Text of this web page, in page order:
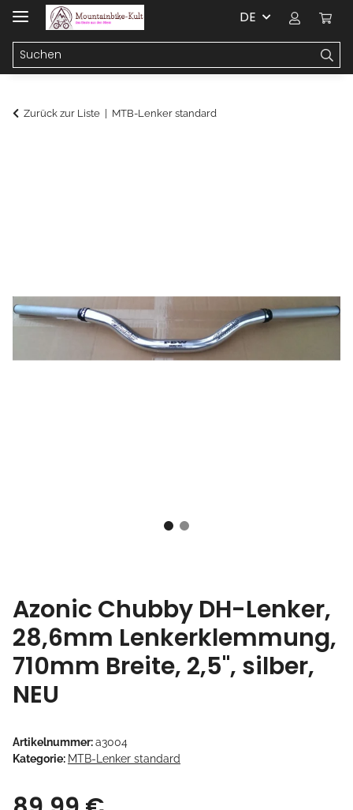
DE
Zurück zur Liste MTB-Lenker standard
Azonic Chubby DH-Lenker,
28,6mm Lenkerklemmung,
710mm Breite, 2,5", silber,
NEU
Artikelnummer:a3004
Kategorie: MTB-Lenker standard